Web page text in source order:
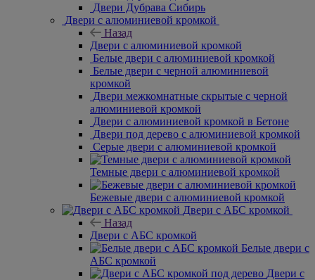
Высокие межкомнатные двери
Нестандартные
двери
Двери Дубрава
Сибирь
Двери с
алюминиевой кромкой
Назад
Двери с алюминиевой кромкой
Белые двери с алюминиевой кромкой
Белые двери с черной алюминиевой кромкой
Двери межкомнатные скрытые с черной
алюминиевой кромкой
Двери с алюминиевой кромкой в Бетоне
Двери под дерево с алюминиевой кромкой